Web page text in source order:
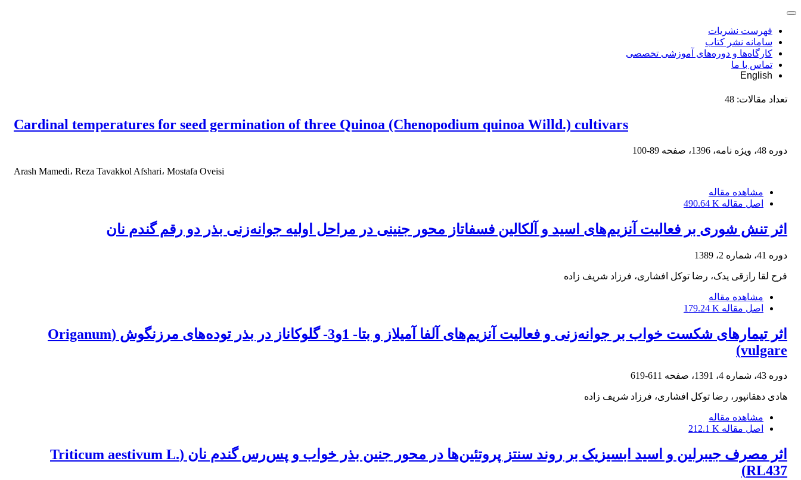
فهرست نشریات
سامانه نشر کتاب
کارگاه‌ها و دوره‌های آموزشی تخصصی
تماس با ما
English
تعداد مقالات: 48
Cardinal temperatures for seed germination of three Quinoa (Chenopodium quinoa Willd.) cultivars
دوره 48، ویژه نامه، 1396، صفحه 89-100
Arash Mamedi، Reza Tavakkol Afshari، Mostafa Oveisi
مشاهده مقاله
اصل مقاله 490.64 K
اثر تنش شوری بر فعالیت آنزیم‌های اسید و آلکالین فسفاتاز محور جنینی در مراحل اولیه جوانه‌زنی بذر دو رقم گندم نان
دوره 41، شماره 2، 1389
فرح لقا رازقی یدک، رضا توکل افشاری، فرزاد شریف زاده
مشاهده مقاله
اصل مقاله 179.24 K
اثر تیمارهای شکست خواب بر جوانه‌زنی و فعالیت آنزیم‌های آلفا آمیلاز و بتا- 1و3- گلوکاناز در بذر توده‌های مرزنگوش (Origanum
vulgare)
دوره 43، شماره 4، 1391، صفحه 611-619
هادی دهقانپور، رضا توکل افشاری، فرزاد شریف زاده
مشاهده مقاله
اصل مقاله 212.1 K
اثر مصرف جیبرلین و اسید ابسیزیک بر روند سنتز پروتئین‌ها در محور جنین بذر خواب و پس‌رس گندم نان (Triticum aestivum L.
RL437)